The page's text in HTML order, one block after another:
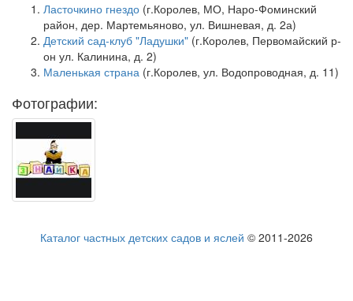
Ласточкино гнездо (г.Королев, МО, Наро-Фоминский
район, дер. Мартемьяново, ул. Вишневая, д. 2а)
Детский сад-клуб "Ладушки" (г.Королев, Первомайский р-
он ул. Калинина, д. 2)
Маленькая страна (г.Королев, ул. Водопроводная, д. 11)
Фотографии:
Каталог частных детских садов и яслей © 2011-2026